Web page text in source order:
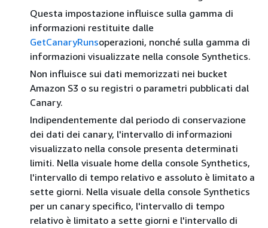
Questa impostazione influisce sulla gamma di
informazioni restituite dalle
GetCanaryRunsoperazioni, nonché sulla gamma di
informazioni visualizzate nella console Synthetics.
Non influisce sui dati memorizzati nei bucket
Amazon S3 o su registri o parametri pubblicati dal
Canary.
Indipendentemente dal periodo di conservazione
dei dati dei canary, l'intervallo di informazioni
visualizzato nella console presenta determinati
limiti. Nella visuale home della console Synthetics,
l'intervallo di tempo relativo e assoluto è limitato a
sette giorni. Nella visuale della console Synthetics
per un canary specifico, l'intervallo di tempo
relativo è limitato a sette giorni e l'intervallo di